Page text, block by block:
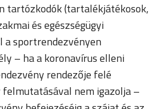
tartózkodók (tartalékjátékosok,
és egészségügyi
sportrendezvényen
– ha a koronavírus elleni
rendezője felé
nem igazolja –